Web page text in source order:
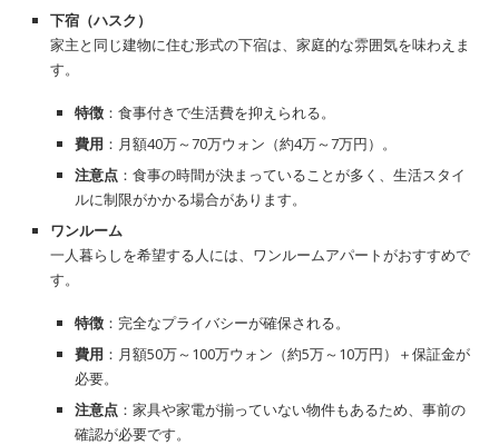
下宿（ハスク）
家主と同じ建物に住む形式の下宿は、家庭的な雰囲気を味わえま
す。
特徴 ：食事付きで生活費を抑えられる。
費用 ：月額40万～70万ウォン（約4万～7万円）。
注意点 ：食事の時間が決まっていることが多く、生活スタイ
ルに制限がかかる場合があります。
ワンルーム
一人暮らしを希望する人には、ワンルームアパートがおすすめで
す。
特徴 ：完全なプライバシーが確保される。
費用 ：月額50万～100万ウォン（約5万～10万円）＋保証金が
必要。
注意点 ：家具や家電が揃っていない物件もあるため、事前の
確認が必要です。